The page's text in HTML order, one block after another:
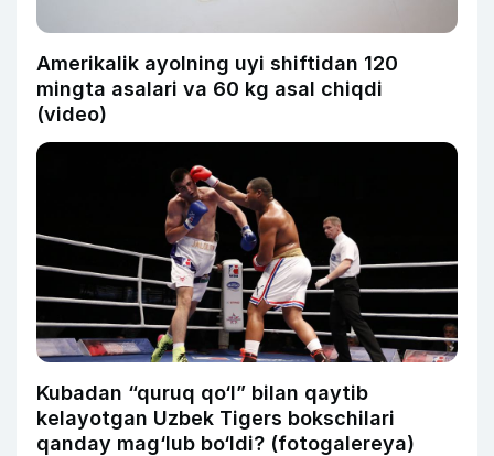
Amerikalik ayolning uyi shiftidan 120
mingta asalari va 60 kg asal chiqdi
(video)
Kubadan “quruq qo‘l” bilan qaytib
kelayotgan Uzbek Tigers bokschilari
qanday mag‘lub bo‘ldi? (fotogalereya)